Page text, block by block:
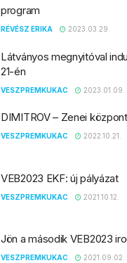
program
RÉVÉSZ ERIKA 2023.03.29.
Látványos megnyitóval
21-én
VESZPREMKUKAC 2023.01.09.
DIMITROV – Zenei
VESZPREMKUKAC 2022.10.21.
VEB2023 EKF: új pályázat
VESZPREMKUKAC 2021.10.12.
Jön a második VEB2023
VESZPREMKUKAC 2021.09.02.